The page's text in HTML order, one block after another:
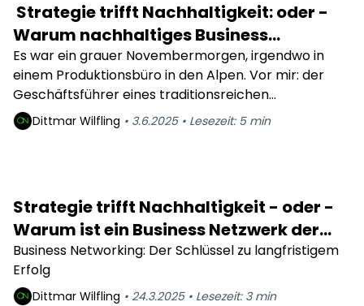
Strategie trifft Nachhaltigkeit: oder -
Warum nachhaltiges Business
Development für KMUs zur
Überlebensstrategie wird
Es war ein grauer Novembermorgen, irgendwo in
einem Produktionsbüro in den Alpen. Vor mir: der
Geschäftsführer eines traditionsreichen
Sportartikelunternehmens, seit Generationen
familiengeführt. Wir sprachen über kreislauffähige
nicht wegen Moral.“
Dittmar Wilfling • 3.6.2025• Lesezeit: 5min
Strategie trifft Nachhaltigkeit - oder -
Warum ist ein Business Netzwerk der
schlüssel zum Nachhaltigen Erfolg
Business Networking: Der Schlüssel zu langfristigem
Erfolg
Dittmar Wilfling • 24.3.2025• Lesezeit: 3min